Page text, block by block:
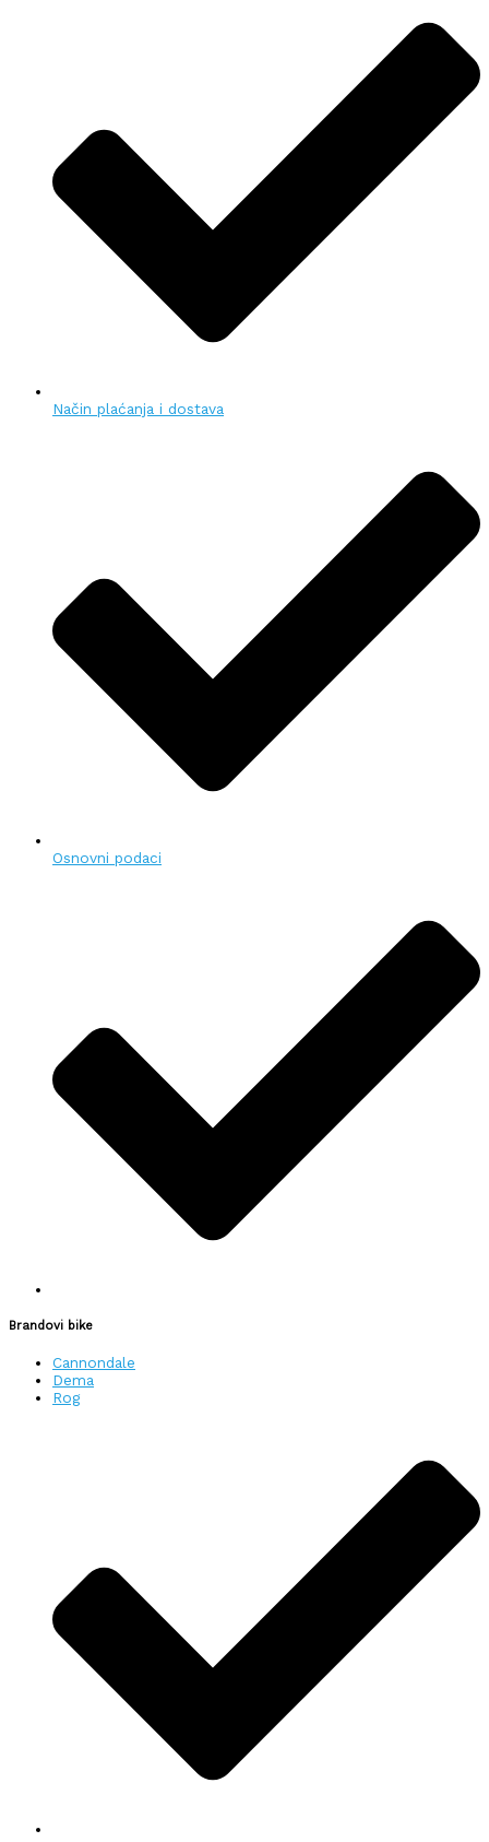
Način plaćanja i dostava
Osnovni podaci
Brandovi bike
Cannondale
Dema
Rog